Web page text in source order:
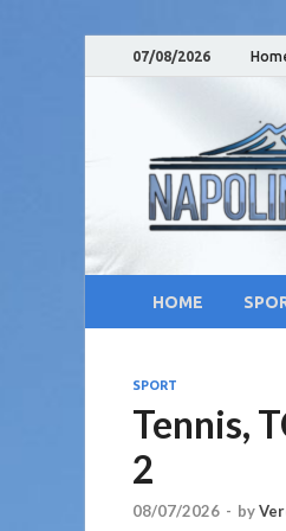
07/08/2026
HOME
SPORT
Tennis,
2
08/07/2026 - by